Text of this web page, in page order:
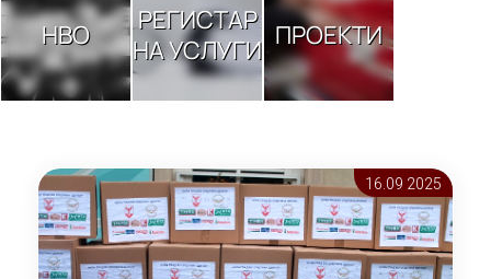
НВО
РЕГИСТАР
НА УСЛУГИ ПРОЕКТИ
16.09 2025